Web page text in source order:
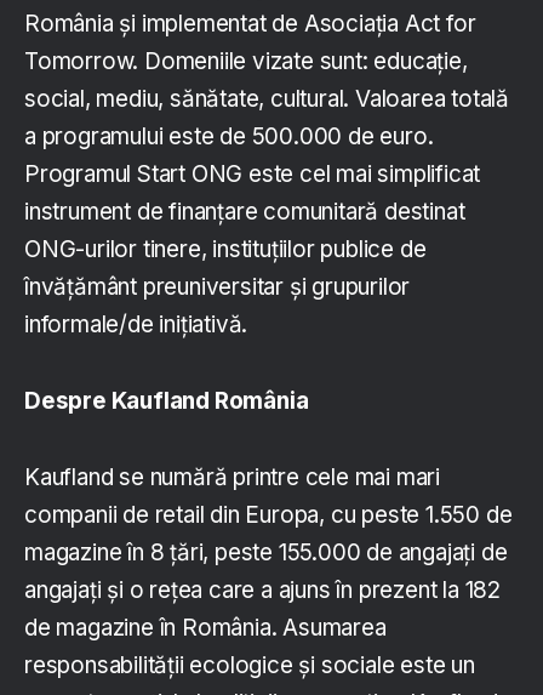
România și implementat de Asociația Act for
Tomorrow. Domeniile vizate sunt: educație,
social, mediu, sănătate, cultural. Valoarea totală
a programului este de 500.000 de euro.
Programul Start ONG este cel mai simplificat
instrument de finanțare comunitară destinat
ONG-urilor tinere, instituțiilor publice de
învățământ preuniversitar și grupurilor
informale/de inițiativă.
Despre Kaufland România
Kaufland se numără printre cele mai mari
companii de retail din Europa, cu peste 1.550 de
magazine în 8 țări, peste 155.000 de angajați de
angajați și o rețea care a ajuns în prezent la 182
de magazine în România. Asumarea
responsabilității ecologice și sociale este un